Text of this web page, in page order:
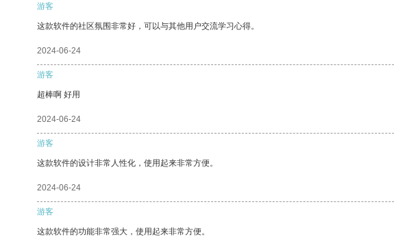
游客
这款软件的社区氛围非常好，可以与其他用户交流学习心得。
2024-06-24
游客
超棒啊 好用
2024-06-24
游客
这款软件的设计非常人性化，使用起来非常方便。
2024-06-24
游客
这款软件的功能非常强大，使用起来非常方便。